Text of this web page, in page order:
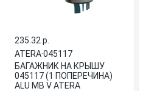
235.32 p.
ATERA·045117
БАГАЖНИК НА КРЫШУ
045117 (1 ПОПЕРЕЧИНА)
ALU MB V ATERA